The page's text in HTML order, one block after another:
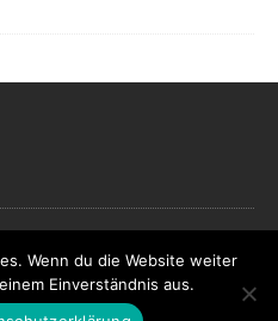
Wenn du die Website weiter
Einverständnis aus.